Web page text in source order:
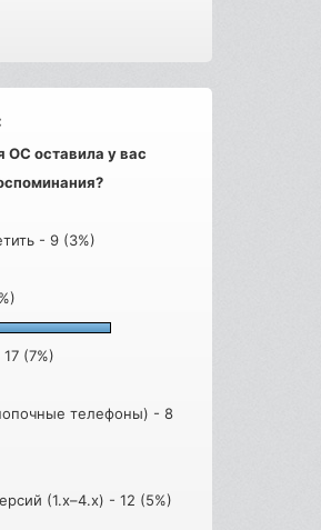
ОС оставила у вас
- 9 (3%)
(7%)
телефоны) - 8
(1.x–4.x) - 12 (5%)